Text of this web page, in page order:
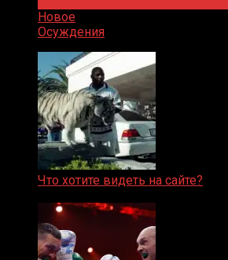
Новое
Осуждения
Что хотите видеть на сайте?